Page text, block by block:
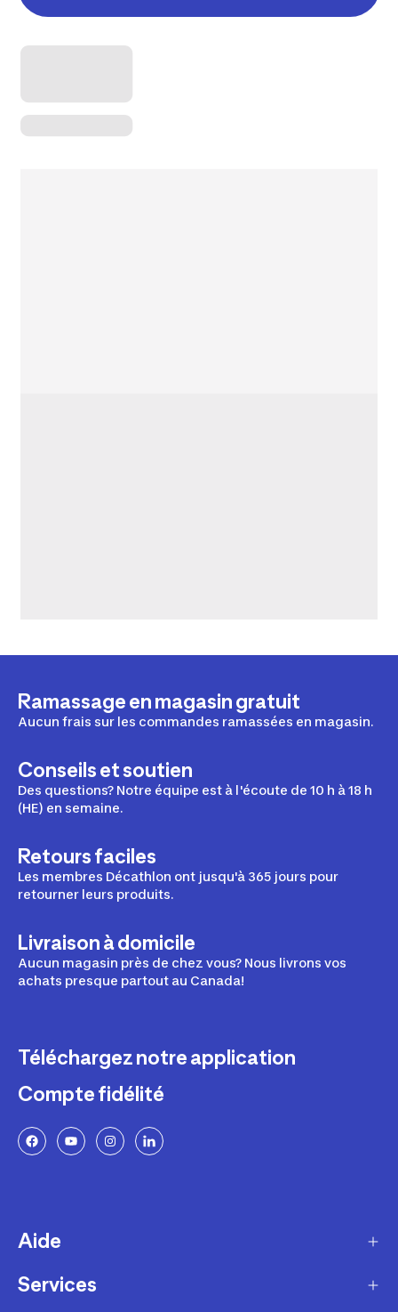
Ramassage en magasin gratuit
Aucun frais sur les commandes ramassées en magasin.
Conseils et soutien
Des questions? Notre équipe est à l'écoute de 10 h à 18 h
(HE) en semaine.
Retours faciles
Les membres Décathlon ont jusqu'à 365 jours pour
retourner leurs produits.
Livraison à domicile
Aucun magasin près de chez vous? Nous livrons vos
achats presque partout au Canada!
Téléchargez notre application
Compte fidélité
Aide
Livraison
Services